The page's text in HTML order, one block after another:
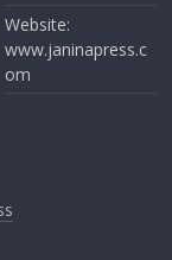
Website:
www.janinapress.c
om